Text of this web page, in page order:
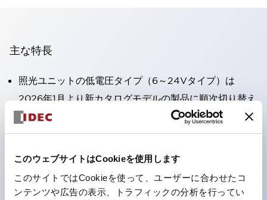
このウェブサイトはCookieを使用します
このサイトではCookieを使って、ユーザーに合わせたコ
ンテンツや広告の表示、トラフィックの分析を行ってい
主な特長
照光ユニットの低電圧タイプ（6～24Vタイプ）は
2026年1月より新カタログモデルの製品に順次切り替え
予定
高電圧タイプのLED球が搭載可能になり、ダイレクト
タイプの定格使用電圧が最大240Vまで対応可能になり
丸形圧着端子の配線工数を大幅に削減。（パイロットラ